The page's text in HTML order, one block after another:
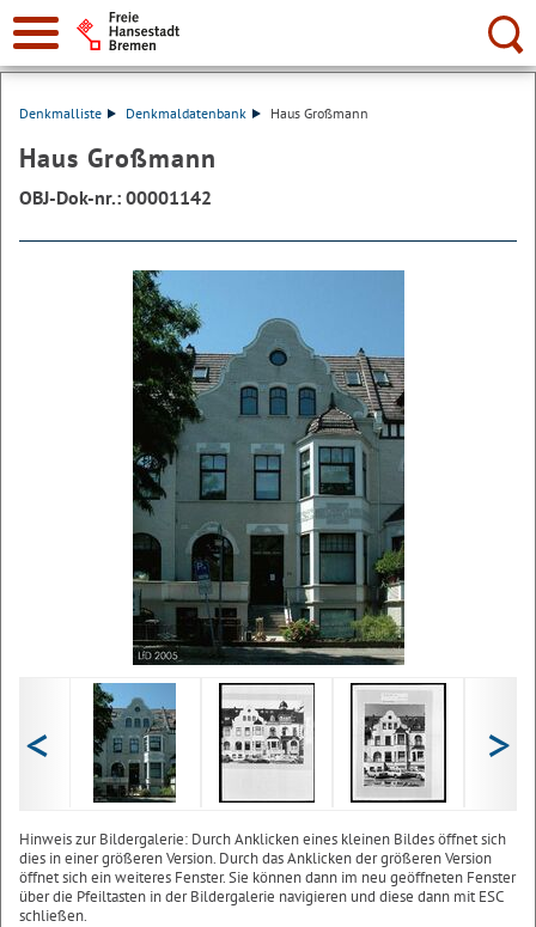
Suche:
Denkmalliste Denkmaldatenbank Haus Großmann
Haus Großmann
OBJ-Dok-nr.: 00001142
< >
Hinweis zur Bildergalerie: Durch Anklicken eines kleinen Bildes öffnet sich
dies in einer größeren Version. Durch das Anklicken der größeren Version
öffnet sich ein weiteres Fenster. Sie können dann im neu geöffneten Fenster
über die Pfeiltasten in der Bildergalerie navigieren und diese dann mit ESC
schließen.